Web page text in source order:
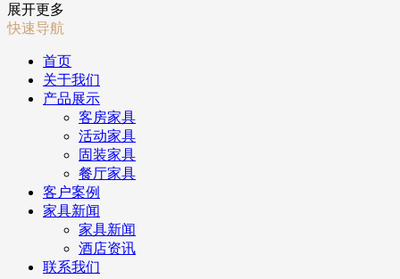
展开更多
快速导航
首页
关于我们
产品展示
客房家具
活动家具
固装家具
餐厅家具
客户案例
家具新闻
家具新闻
酒店资讯
联系我们